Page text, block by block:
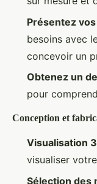
Présentez
besoins avec
concevoir un
Obtenez un
pour
Conception et
Visualisation
visualiser
Sélection des